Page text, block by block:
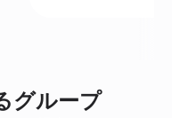
グループ